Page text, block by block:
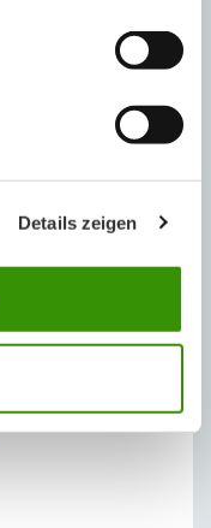
Details zeigen